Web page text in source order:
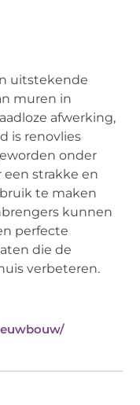
uitstekende
muren in
afwerking,
is renovlies
onder
een strakke en
te maken
kunnen
perfecte
die de
verbeteren.